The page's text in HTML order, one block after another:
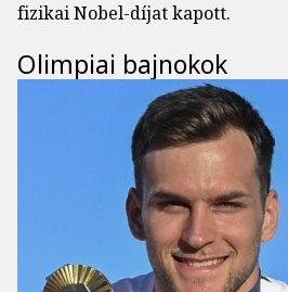
fizikai Nobel-díjat kapott.
Olimpiai bajnokok